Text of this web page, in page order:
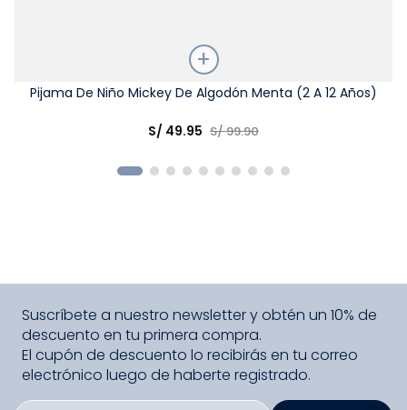
Talla
Pijama De Niño Mickey De Algodón Menta (2 A 12 Años)
S/ 49.95 S/99.90
Suscríbete a nuestro newsletter y obtén un 10% de
descuento en tu primera compra.
El cupón de descuento lo recibirás en tu correo
electrónico luego de haberte registrado.